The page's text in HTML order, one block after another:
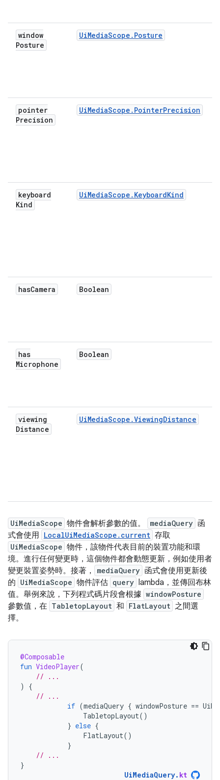
window
Posture
UiMediaScope.Posture
pointer
Precision
UiMediaScope.PointerPrecision
keyboard
Kind
UiMediaScope.KeyboardKind
hasCamera Boolean
has
Microphone
Boolean
viewing
Distance
UiMediaScope.ViewingDistance
UiMediaScope 物件會解析參數的值。 mediaQuery 函
式會使用 LocalUiMediaScope.current 存取
UiMediaScope 物件，該物件代表目前的裝置功能和環
境。進行任何變更時，這個物件都會動態更新，例如使用者
變更裝置姿勢時。接著，
mediaQuery 函式會使用更新後
的 UiMediaScope 物件評估 query lambda，並傳回布林
值。舉例來說，下列程式碼片段會根據 windowPosture
參數值，在 TabletopLayout 和 FlatLayout 之間選
擇。
@Composable
fun VideoPlayer(
// ...
)
{
// ...
if (mediaQuery { windowPosture ==
TabletopLayout()
} else {
FlatLayout()
}
// ...
}
UiMediaQuery. kt